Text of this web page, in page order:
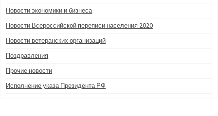
Новости экономики и бизнеса
Новости Всероссийской переписи населения 2020
Новости ветеранских организаций
Поздравления
Прочие новости
Исполнение указа Президента РФ